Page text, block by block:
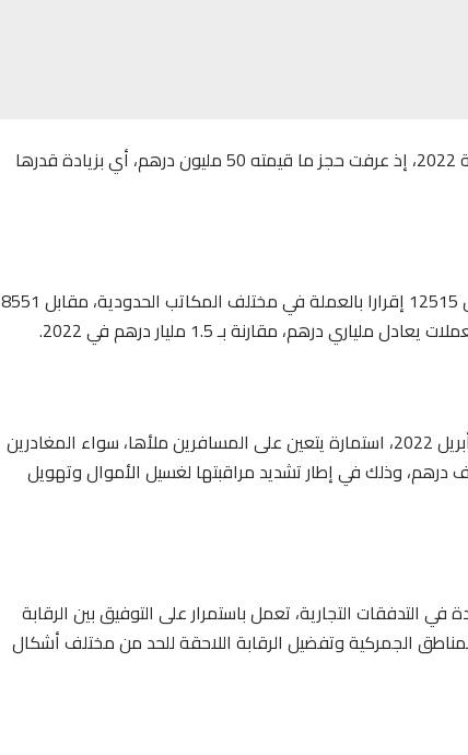
ولفتت في تقريرها إلى أن هذه القيمة مرتفعة قياسا بسنة 2022، إذ عرفت حجز ما قيمته 50 مليون درهم، أي بزيادة قدرها
وبحسب إحصائيات الإدارة نفسها، شهدت سنه 2023 تسجيل 12515 إقرارا بالعملة في مختلف المكاتب الحدودية، مقابل 8551
وكانت إدارة الجمارك والضرائب غير المباشرة اعتمدت، في أبريل 2022، استمارة يتعين على المسافرين ملأها، سواء المغادرين
والتصريح بالأموال التي تفوق قيمتها 100 ألف درهم، وذلك في إطار تشديد مراقبتها لغسيل الأموال وتهويل
الاستجابة للزيادة في التدفقات التجارية، تعمل باستمرار على التوفيق بين الرقابة
الجمركية وتفضيل الرقابة اللاحقة للحد من مختلف أشكال